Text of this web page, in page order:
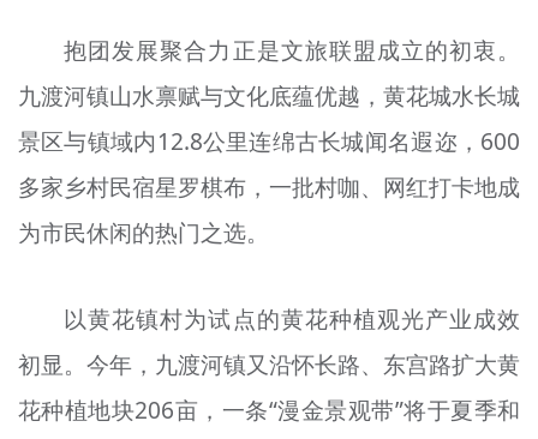
抱团发展聚合力正是文旅联盟成立的初衷。
九渡河镇山水禀赋与文化底蕴优越，黄花城水长城
景区与镇域内12.8公里连绵古长城闻名遐迩，600
多家乡村民宿星罗棋布，一批村咖、网红打卡地成
为市民休闲的热门之选。
以黄花镇村为试点的黄花种植观光产业成效
初显。今年，九渡河镇又沿怀长路、东宫路扩大黄
花种植地块206亩，一条“漫金景观带”将于夏季和